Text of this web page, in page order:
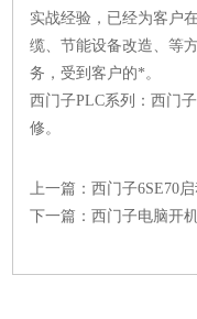
实战经验，已经为客户
缆、节能设备改造、等
务，受到客户的*。
西门子PLC系列：西门
修。
上一篇： 西门子6SE70
下一篇： 西门子电脑开